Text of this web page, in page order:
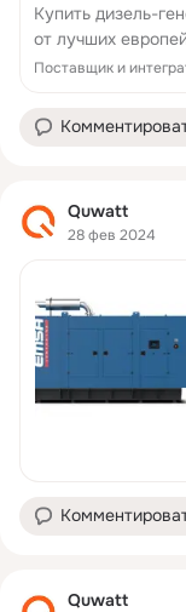
Купить дизель-
от лучших
Wilson в Костанае
Поставщик и
Quwatt
28 фев 2024
Quwatt